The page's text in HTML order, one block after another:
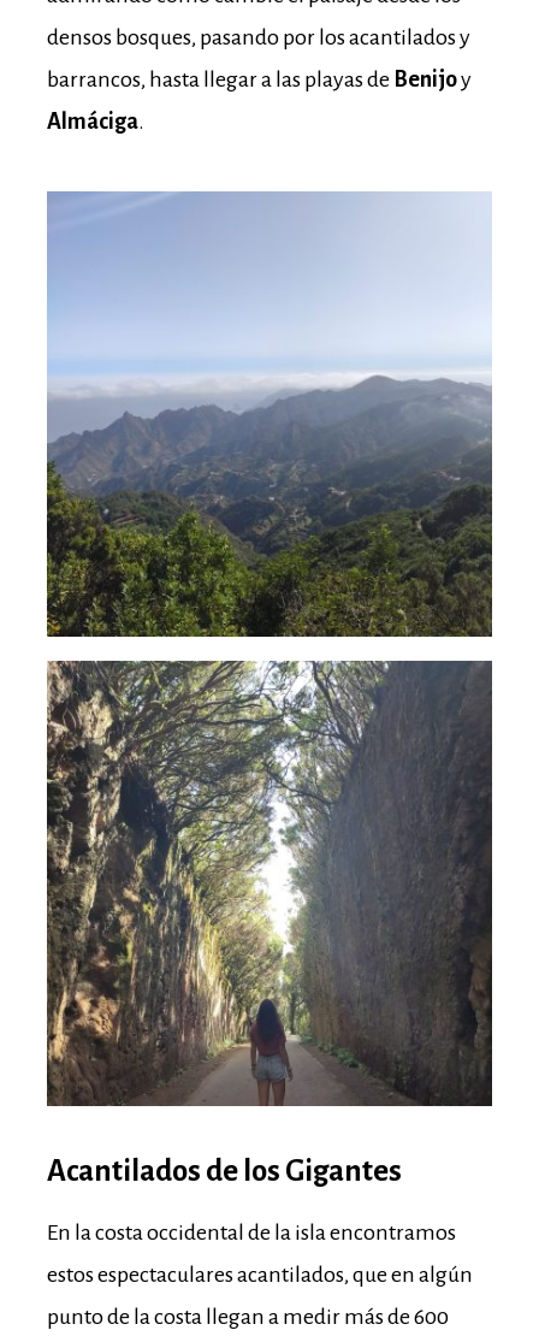
densos bosques, pasando por los acantilados y
barrancos, hasta llegar a las playas de Benijoy
Almáciga.
Acantilados de los Gigantes
En la costa occidental de la isla encontramos
estos espectaculares acantilados, que en algún
punto de la costa llegan a medir más de 600